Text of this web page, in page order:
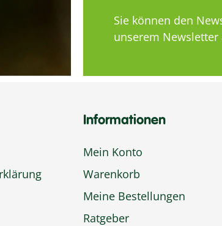
Sie können den
unserem Newsletter
Informationen
Mein Konto
Warenkorb
Meine Bestellungen
Ratgeber